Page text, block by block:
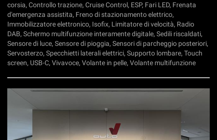
corsia, Controllo trazione, Cruise Control, ESP, Fari LED, Frenata
d'emergenza assistita, Freno di stazionamento elettrico,
Immobilizzatore elettronico, Isofix, Limitatore di velocità, Radio
DAB, Schermo multifunzione interamente digitale, Sedili riscaldati,
Sensore di luce, Sensore di pioggia, Sensori di parcheggio posteriori,
Servosterzo, Specchietti laterali elettrici, Supporto lombare, Touch
screen, USB-C, Vivavoce, Volante in pelle, Volante multifunzione